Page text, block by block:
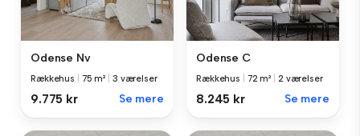
Odense Nv
Rækkehus 75 m² 3 værelser
9.775 kr Se mere
Odense C
Rækkehus 72 m² 2 værelser
8.245 kr Se mere